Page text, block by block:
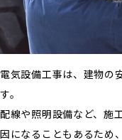
電気設備工事は、建物の
す。
配線や照明設備など、施
因になることもあるため